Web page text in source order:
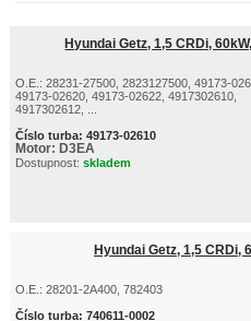
Hyundai Getz, 1,5 CRDi,
O.E.: 28231-27500, 2823127500, 49173-
49173-02620, 49173-02622, 4917302610,
4917302612, ...
Číslo turba: 49173-02610
Motor: D3EA
Dostupnost: skladem
Hyundai Getz, 1,5 CRDi,
O.E.: 28201-2A400, 782403
Číslo turba: 740611-0002